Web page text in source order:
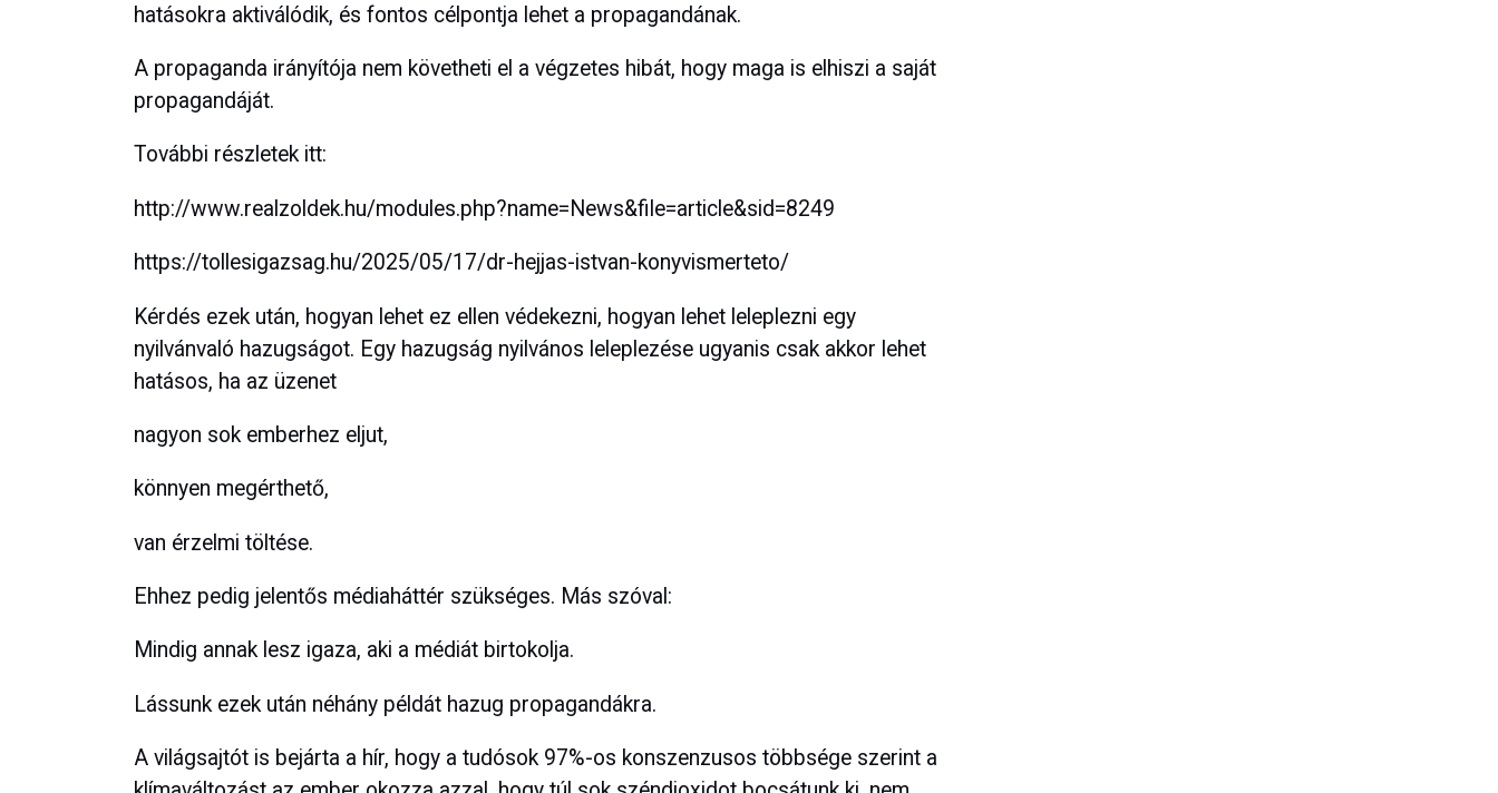
hatásokra aktiválódik, és fontos célpontja lehet a propagandának.
A propaganda irányítója nem követheti el a végzetes hibát, hogy maga is elhiszi a saját
propagandáját.
További részletek itt:
http://www.realzoldek.hu/modules.php?name=News&file=article&sid=8249
https://tollesigazsag.hu/2025/05/17/dr-hejjas-istvan-konyvismerteto/
Kérdés ezek után, hogyan lehet ez ellen védekezni, hogyan lehet leleplezni egy
nyilvánvaló hazugságot. Egy hazugság nyilvános leleplezése ugyanis csak akkor lehet
hatásos, ha az üzenet
nagyon sok emberhez eljut,
könnyen megérthető,
van érzelmi töltése.
Ehhez pedig jelentős médiaháttér szükséges. Más szóval:
Mindig annak lesz igaza, aki a médiát birtokolja.
Lássunk ezek után néhány példát hazug propagandákra.
A világsajtót is bejárta a hír, hogy a tudósok 97%-os konszenzusos többsége szerint a